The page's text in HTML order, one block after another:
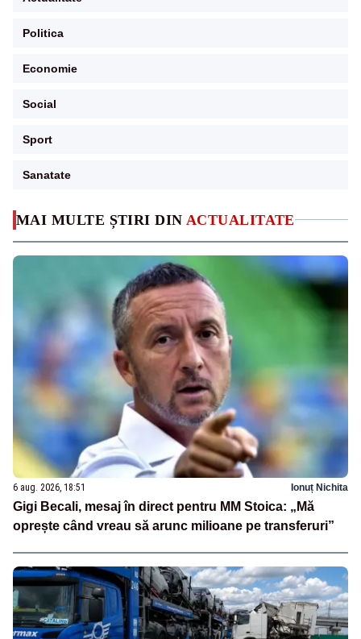
MAI MULTE ȘTIRI DIN ACTUALITATE
6 aug. 2026, 18:51 Ionuț Nichita
Gigi Becali, mesaj în direct pentru MM Stoica: „Mă
oprește când vreau să arunc milioane pe transferuri”
Politica
Economie
Social
Sport
Sanatate